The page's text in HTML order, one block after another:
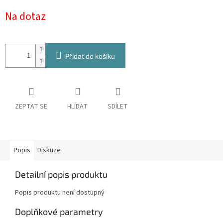
cena:
Na dotaz
Přidat do košíku
ZEPTAT SE HLÍDAT SDÍLET
Popis Diskuze
Detailní popis produktu
Popis produktu není dostupný
Doplňkové parametry